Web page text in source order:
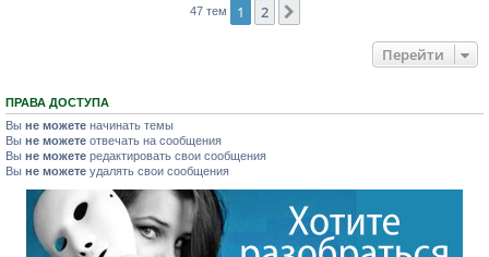
47 тем 1 2
Перейти
ПРАВА ДОСТУПА
Вы не можете начинать темы
Вы не можете отвечать на сообщения
Вы не можете редактировать свои сообщения
Вы не можете удалять свои сообщения